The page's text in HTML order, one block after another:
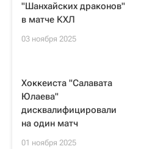
"Шанхайских драконов"
в матче КХЛ
03 ноября 2025
Хоккеиста "Салавата
Юлаева"
дисквалифицировали
на один матч
01 ноября 2025